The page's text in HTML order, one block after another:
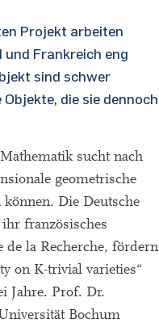
Projekt arbeiten
Frankreich eng
sind schwer
die sie dennoch
sucht nach
geometrische
können. Die Deutsche
französisches
de la Recherche, fördern
on K-trivial varieties“
Jahre. Prof. Dr.
Bochum